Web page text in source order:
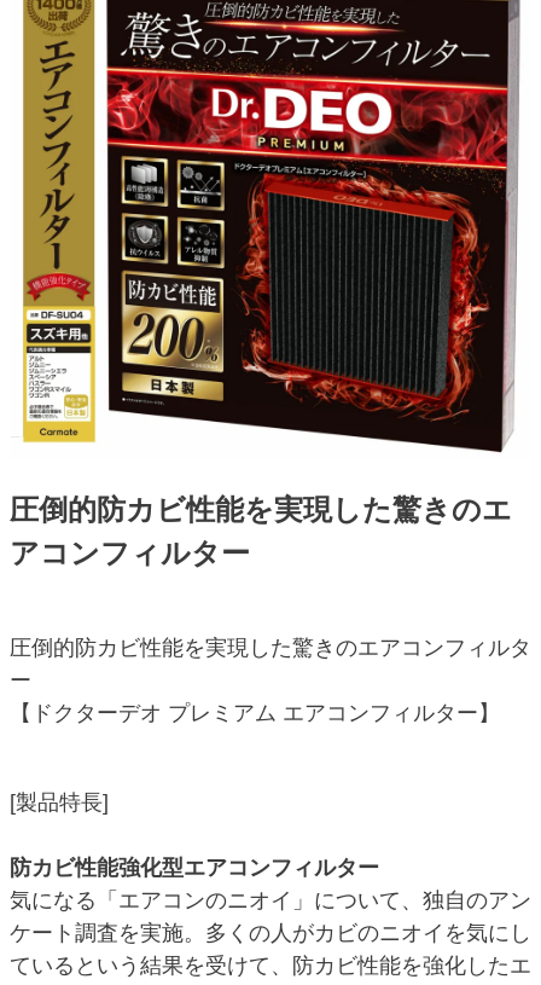
圧倒的防カビ性能を実現した驚きのエ
アコンフィルター
圧倒的防カビ性能を実現した驚きのエアコンフィルタ
ー
【ドクターデオ プレミアム エアコンフィルター】
[製品特長]
防カビ性能強化型エアコンフィルター
気になる「エアコンのニオイ」について、独自のアン
ケート調査を実施。多くの人がカビのニオイを気にし
ているという結果を受けて、防カビ性能を強化したエ